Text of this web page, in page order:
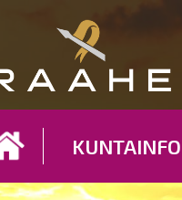
KUNTAINFO